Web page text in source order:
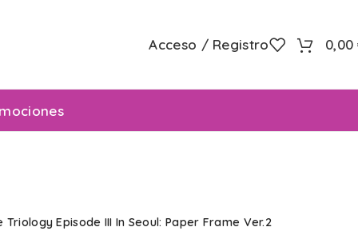
Acceso / Registro 0,00
Triology Episode III In Seoul: Paper Frame Ver.2